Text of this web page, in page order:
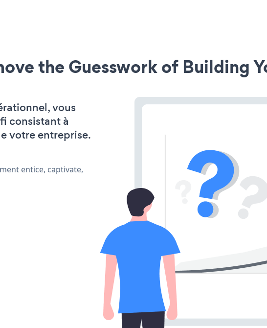
the Guesswork of Building
vous
consistant à
votre entreprise.
entice, captivate,